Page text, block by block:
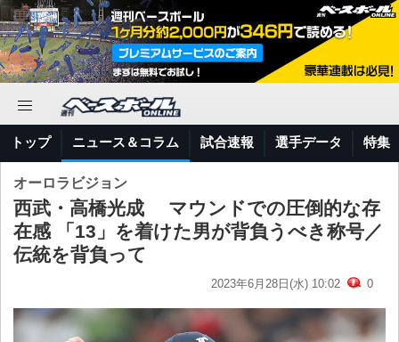
トップ ニュース＆コラム 試合速報 選手データ 特集
オーロラビジョン
西武・高橋光成 マウンドでの圧倒的な存
在感 「13」を着けた男が背負うべき称号／
伝統を背負って
2023年6月28日(水) 10:02 0